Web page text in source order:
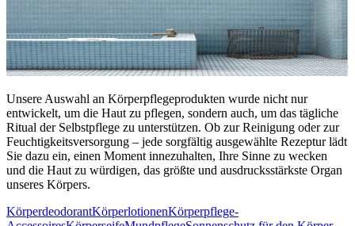
Unsere Auswahl an Körperpflegeprodukten wurde nicht nur
entwickelt, um die Haut zu pflegen, sondern auch, um das tägliche
Ritual der Selbstpflege zu unterstützen. Ob zur Reinigung oder zur
Feuchtigkeitsversorgung – jede sorgfältig ausgewählte Rezeptur lädt
Sie dazu ein, einen Moment innezuhalten, Ihre Sinne zu wecken
und die Haut zu würdigen, das größte und ausdrucksstärkste Organ
unseres Körpers.
KörperdeodorantKörperlotionenKörperpflege-